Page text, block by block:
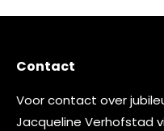
Contact
Voor contact over
Jacqueline Verhofstad